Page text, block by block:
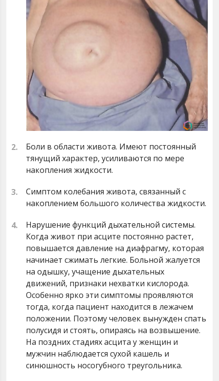
Боли в области живота. Имеют постоянный
тянущий характер, усиливаются по мере
накопления жидкости.
Симптом колебания живота, связанный с
накоплением большого количества жидкости.
Нарушение функций дыхательной системы.
Когда живот при асците постоянно растет,
повышается давление на диафрагму, которая
начинает сжимать легкие. Больной жалуется
на одышку, учащение дыхательных
движений, признаки нехватки кислорода.
Особенно ярко эти симптомы проявляются
тогда, когда пациент находится в лежачем
положении. Поэтому человек вынужден спать
полусидя и стоять, опираясь на возвышение.
На поздних стадиях асцита у женщин и
мужчин наблюдается сухой кашель и
синюшность носогубного треугольника.